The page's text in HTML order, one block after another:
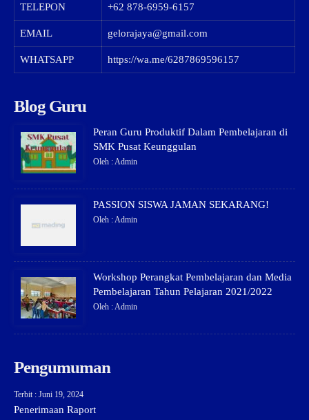
TELEPON +62 878-6959-6157
EMAIL gelorajaya@gmail.com
WHATSAPP https://wa.me/6287869596157
Blog Guru
Peran Guru Produktif Dalam Pembelajaran di
SMK Pusat Keunggulan
Oleh : Admin
PASSION SISWA JAMAN SEKARANG!
Oleh : Admin
Workshop Perangkat Pembelajaran dan Media
Pembelajaran Tahun Pelajaran 2021/2022
Oleh : Admin
Pengumuman
Terbit : Juni 19, 2024
Penerimaan Raport